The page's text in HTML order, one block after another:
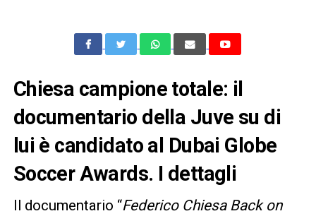
Chiesa campione totale: il
documentario della Juve su di
lui è candidato al Dubai Globe
Soccer Awards. I dettagli
Il documentario “Federico Chiesa Back on